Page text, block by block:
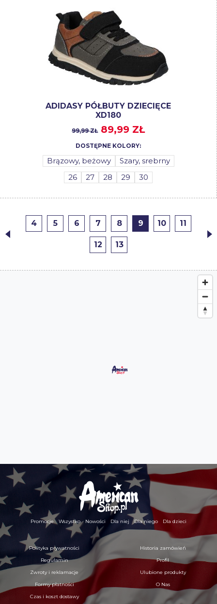
ADIDASY PÓŁBUTY DZIECIĘCE
XD180
99,99 ZŁ 89,99 ZŁ
DOSTĘPNE KOLORY:
Brązowy, beżowy
Szary, srebrny
26
27 28 29 30
4 5 6 7 8 9 10 11
12 13
Promocje Wszystko Nowości Dla niej Dla niego Dla dzieci
Polityka prywatności
Regulamin
Zwroty i reklamacje
Historia zamówień
Profil
Ulubione produkty
Formy płatności
Czas i koszt dostawy
O Nas